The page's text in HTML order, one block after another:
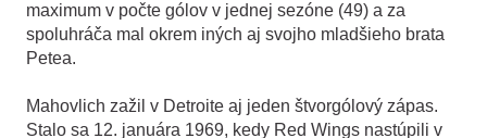
maximum v počte gólov v jednej sezóne (49) a za
spoluhráča mal okrem iných aj svojho mladšieho brata
Petea.
Mahovlich zažil v Detroite aj jeden štvorgólový zápas.
Stalo sa 12. januára 1969, kedy Red Wings nastúpili v